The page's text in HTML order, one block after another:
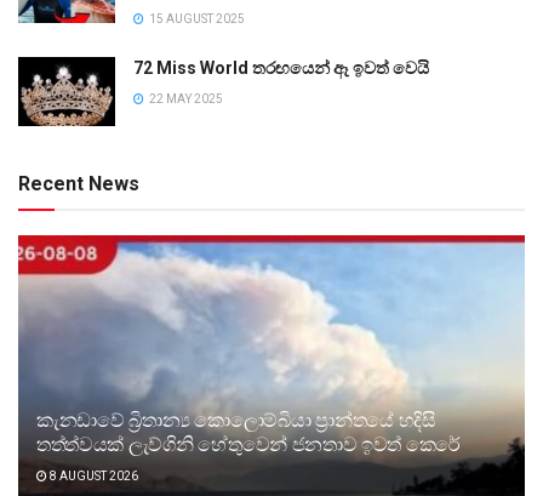
15 AUGUST 2025
72 Miss World තරඟයෙන් ඈ ඉවත් වෙයි
22 MAY 2025
Recent News
කැනඩාවේ බ්‍රිතාන්‍ය කොලොම්බියා ප්‍රාන්තයේ හදිසි
තත්ත්වයක් ලැව්ගිනි හේතුවෙන් ජනතාව ඉවත් කෙරේ
8 AUGUST 2026